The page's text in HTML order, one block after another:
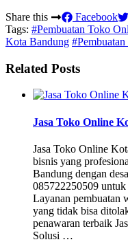
Share this
Facebook
Tags: #Pembuatan Toko
Kota Bandung
Related Posts
Jasa Toko Online
Jasa Toko Online
bisnis yang
Bandung dengan
085722250509
Layanan pembuatan
yang tidak bisa
penawaran terbaik
Solusi …